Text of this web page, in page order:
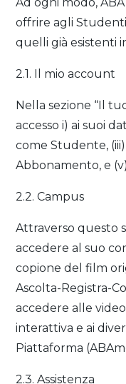
offrire agli
quelli già esistenti
2.1. Il mio account
Nella sezione “Il
accesso i) ai suoi
come Studente,
Abbonamento, e
2.2. Campus
Attraverso questo
accedere al suo
copione del film
Ascolta-Registra-
accedere alle
interattiva e ai
Piattaforma
2.3. Assistenza